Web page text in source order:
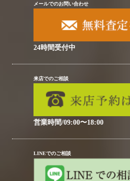
メールでのお問い合わせ
24時間受付中
来店でのご相談
営業時間/09:00〜18:00
LINEでのご相談